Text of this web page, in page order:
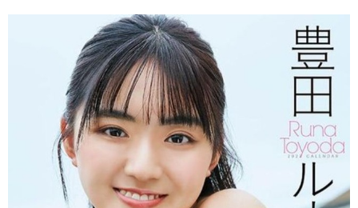
ショッピング
その他